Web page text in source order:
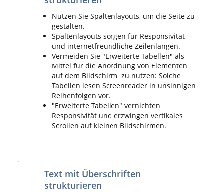
Nutzen Sie Spaltenlayouts, um die Seite zu
gestalten.
Spaltenlayouts sorgen für Responsivität
und internetfreundliche Zeilenlängen.
Vermeiden Sie "Erweiterte Tabellen" als
Mittel für die Anordnung von Elementen
auf dem Bildschirm zu nutzen: Solche
Tabellen lesen Screenreader in unsinnigen
Reihenfolgen vor.
"Erweiterte Tabellen" vernichten
Responsivität und erzwingen vertikales
Scrollen auf kleinen Bildschirmen.
Text mit Überschriften
strukturieren